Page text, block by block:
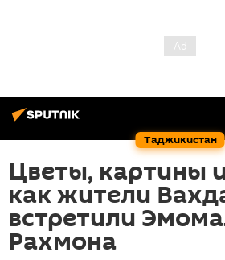
Таджикистан
Цветы, картины
как жители
встретили
Рахмона